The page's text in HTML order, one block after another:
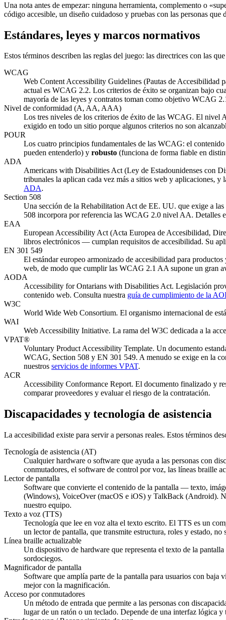
Una nota antes de empezar: ninguna herramienta, complemento o
código accesible, un diseño cuidadoso y pruebas con las personas
Estándares, leyes y marcos normativos
Estos términos describen las reglas del juego: las directrices con las
WCAG
Web Content Accessibility Guidelines (Pautas de Accesibilidad
actual es WCAG 2.2. Los criterios de éxito se organizan bajo
mayoría de las leyes y contratos toman como objetivo WCAG
Nivel de conformidad (A, AA, AAA)
Los tres niveles de los criterios de éxito de las WCAG. El nivel
exigido en todo un sitio porque algunos criterios no son
POUR
Los cuatro principios fundamentales de las WCAG: el contenido
pueden entenderlo) y robusto (funciona de forma fiable en
ADA
Americans with Disabilities Act (Ley de Estadounidenses con
tribunales la aplican cada vez más a sitios web y aplicaciones,
ADA.
Section 508
Una sección de la Rehabilitation Act de EE. UU. que exige a
508 incorpora por referencia las WCAG 2.0 nivel AA. Detalles
EAA
European Accessibility Act (Acta Europea de Accesibilidad,
libros electrónicos — cumplan requisitos de accesibilidad. Su
EN 301 549
El estándar europeo armonizado de accesibilidad para
web, de modo que cumplir las WCAG 2.1 AA supone un gran
AODA
Accessibility for Ontarians with Disabilities Act. Legislación
contenido web. Consulta nuestra guía de cumplimiento de la
W3C
World Wide Web Consortium. El organismo internacional de
WAI
Web Accessibility Initiative. La rama del W3C dedicada a la
VPAT®
Voluntary Product Accessibility Template. Un documento
WCAG, Section 508 y EN 301 549. A menudo se exige en la
nuestros servicios de informes VPAT.
ACR
Accessibility Conformance Report. El documento finalizado y
comparar proveedores y evaluar el riesgo de la contratación.
Discapacidades y tecnología de asistencia
La accesibilidad existe para servir a personas reales. Estos términos
Tecnología de asistencia (AT)
Cualquier hardware o software que ayuda a las personas con
conmutadores, el software de control por voz, las líneas braille
Lector de pantalla
Software que convierte el contenido de la pantalla — texto,
(Windows), VoiceOver (macOS e iOS) y TalkBack (Android).
nuestro equipo.
Texto a voz (TTS)
Tecnología que lee en voz alta el texto escrito. El TTS es un
un lector de pantalla, que transmite estructura, roles y estado,
Línea braille actualizable
Un dispositivo de hardware que representa el texto de la
sordociegos.
Magnificador de pantalla
Software que amplía parte de la pantalla para usuarios con
mejor con la magnificación.
Acceso por conmutadores
Un método de entrada que permite a las personas con
lugar de un ratón o un teclado. Depende de una interfaz lógica y